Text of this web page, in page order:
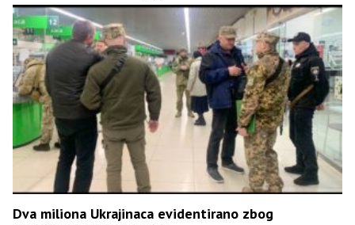
Dva miliona Ukrajinaca evidentirano zbog